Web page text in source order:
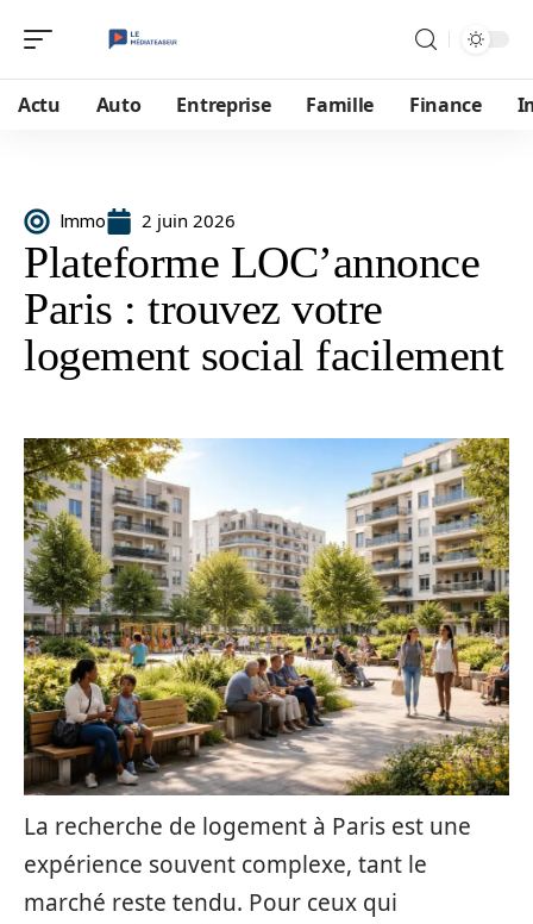
Actu Auto Entreprise Famille Finance
Immo 2 juin 2026
Plateforme LOC’annonce
Paris : trouvez votre
logement social facilement
La recherche de logement à Paris est une
expérience souvent complexe, tant le
marché reste tendu. Pour ceux qui